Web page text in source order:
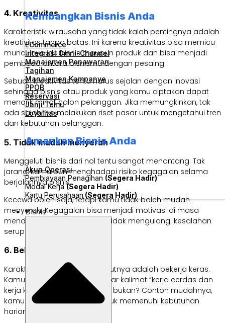
Kembangkan Bisnis Anda
ECommerce
Integrasi Omni-Channel
Manajemen Penawaran
Tagihan
Manajemen Kampanye
PPOB
Reservasi
Janji Temu
Loyalitas
Amankan Bisnis Anda
Akun Operasi
Pembiayaan Penagihan (Segera Hadir)
Modal Kerja(Segera Hadir)
Kartu Perusahaan (Segera Hadir)
Bisnis
4. Kreativitas
Karakteristik wirausaha yang tidak kalah pentingnya adalah
kreativitas tanpa batas. Ini karena kreativitas bisa memicu
munculnya ide bisnis maupun produk dan bisa menjadi
pembeda antara bisnismu dengan pesaing.
Sebuah kreativitas tentu harus sejalan dengan inovasi
sehingga bisnis atau produk yang kamu ciptakan dapat
menarik minat calon pelanggan. Jika memungkinkan, tak
ada salahnya melakukan riset pasar untuk mengetahui tren
dan kebutuhan pelanggan.
5. Tidak mudah menyerah
Menggeluti bisnis dari nol tentu sangat menantang. Tak
jarang, kamu pun menghadapi risiko kegagalan selama
berjalannya bisnis.
Kecewa boleh saja, tetapi kamu tidak boleh mudah
menyerah. Kegagalan bisa menjadi motivasi di masa
mendatang sehingga kamu tidak mengulangi kesalahan
serupa.
6. Bekerja keras
Karakteristik wirausaha selanjutnya adalah bekerja keras.
Kamu pasti pernah mendengar kalimat “kerja cerdas dan
kerja keras untuk kesuksesan” bukan? Contoh mudahnya,
kamu ingin mendapat air untuk memenuhi kebutuhan
harian.